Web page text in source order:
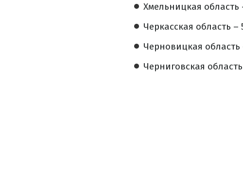
Хмельницкая область
Черкасская область –
Черновицкая область
Черниговская